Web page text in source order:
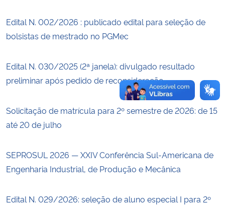
Banco Central do Brasil
Planalto
Edital N. 002/2026 : publicado edital para seleção de
bolsistas de mestrado no PGMec
Edital N. 030/2025 (2ª janela): divulgado resultado
preliminar após pedido de reconsideração
Solicitação de matrícula para 2º semestre de 2026: de 15
até 20 de julho
SEPROSUL 2026 — XXIV Conferência Sul-Americana de
Engenharia Industrial, de Produção e Mecânica
Edital N. 029/2026: seleção de aluno especial I para 2º